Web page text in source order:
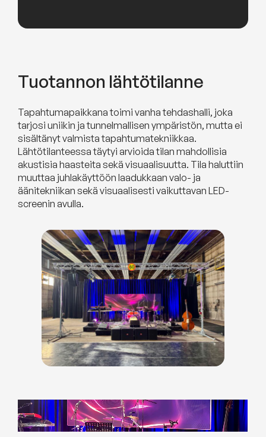
Tuotannon lähtötilanne
Tapahtumapaikkana toimi vanha tehdashalli, joka
tarjosi uniikin ja tunnelmallisen ympäristön, mutta ei
sisältänyt valmista tapahtumatekniikkaa.
Lähtötilanteessa täytyi arvioida tilan mahdollisia
akustisia haasteita sekä visuaalisuutta. Tila haluttiin
muuttaa juhlakäyttöön laadukkaan valo- ja
äänitekniikan sekä visuaalisesti vaikuttavan LED-
screenin avulla.